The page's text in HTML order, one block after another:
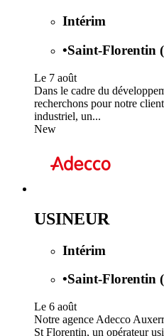
Intérim
•Saint-Florentin
Le 7 août
Dans le cadre du
recherchons pour notre
industriel, un...
New
USINEUR
Intérim
•Saint-Florentin
Le 6 août
Notre agence Adecco
St Florentin, un opérateur